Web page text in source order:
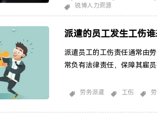
中心工作通常需要大量人员
锐博人力资源
派遣的员工发生工伤谁
派遣员工的工伤责任通常由
常负有法律责任，保障其雇
权益。这意味着如果一名派
供工伤保险和支付与工伤有
劳务派遣
工伤